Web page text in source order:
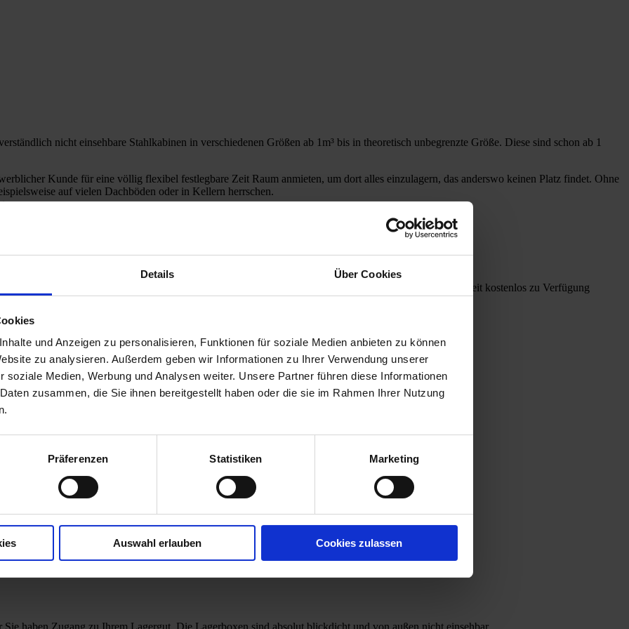
Details Über Cookies
und Anzeigen zu personalisieren, Funktionen für soziale Medien anbieten zu können
zu analysieren. Außerdem geben wir Informationen zu Ihrer Verwendung unserer
soziale Medien, Werbung und Analysen weiter. Unsere Partner führen diese Informationen
zusammen, die Sie ihnen bereitgestellt haben oder die sie im Rahmen Ihrer Nutzung
Präferenzen Statistiken Marketing
Auswahl erlauben Cookies zulassen
nicht einsehbare Stahlkabinen in verschiedenen Größen ab 1m³ bis in theoretisch unbegrenzte Größe. Diese sind schon ab 1
Kunde für eine völlig flexibel festlegbare Zeit Raum anmieten, um dort alles einzulagern, das anderswo keinen Platz findet. Ohne
auf vielen Dachböden oder in Kellern herrschen.
Wieviel Platz benötige ich? - MIETRAUMRECHNER
Jede Lagerbox, die Sie bei uns anmieten ist hygienisch gereinigt Transportwagen stehen Ihnen jederzeit kostenlos zu Verfügung
ein. Optimale Lagerbedingungen auch für Kleidung, Sofas, Akten, etc.
um
haben Zugang zu Ihrem Lagergut. Die Lagerboxen sind absolut blickdicht und von außen nicht einsehbar.